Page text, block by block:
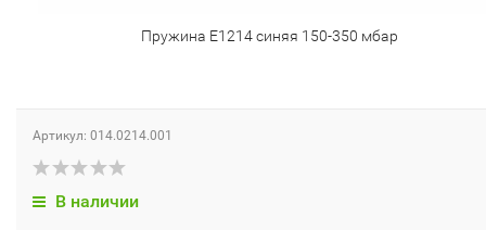
Пружина E1214 синяя 150-350 мбар
Артикул: 014.0214.001
В наличии